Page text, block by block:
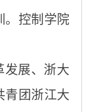
控制学院
发展、浙大
青团浙江大